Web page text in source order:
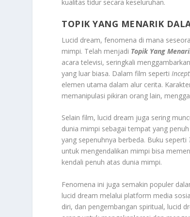
kualitas tidur secara keseluruhan.
TOPIK YANG MENARIK
Lucid dream, fenomena di mana
mimpi. Telah menjadi Topik Yang
acara televisi, seringkali
yang luar biasa. Dalam film seperti
elemen utama dalam alur cerita.
memanipulasi pikiran orang lain,
Selain film, lucid dream juga sering
dunia mimpi sebagai tempat yang
yang sepenuhnya berbeda. Buku seperti
untuk mengendalikan mimpi bisa
kendali penuh atas dunia mimpi.
Fenomena ini juga semakin populer
lucid dream melalui platform media
diri, dan pengembangan spiritual, lucid